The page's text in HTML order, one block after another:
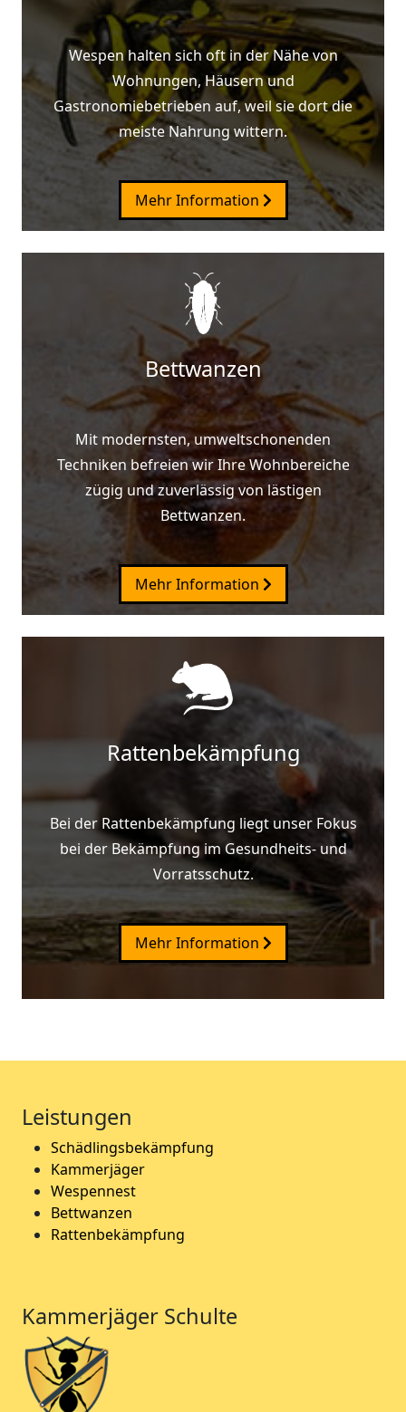
Wespen halten sich oft in der Nähe von
Wohnungen, Häusern und
Gastronomiebetrieben auf, weil sie dort die
meiste Nahrung wittern.
Mehr Information
Bettwanzen
Mit modernsten, umweltschonenden
Techniken befreien wir Ihre Wohnbereiche
zügig und zuverlässig von lästigen
Bettwanzen.
Mehr Information
Rattenbekämpfung
Bei der Rattenbekämpfung liegt unser Fokus
bei der Bekämpfung im Gesundheits- und
Vorratsschutz.
Mehr Information
Leistungen
Schädlingsbekämpfung
Kammerjäger
Wespennest
Bettwanzen
Rattenbekämpfung
Kammerjäger Schulte